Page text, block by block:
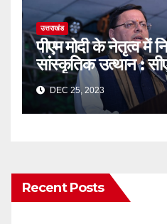
उत्तराखंड
पीएम मोदी के नेतृत्व में
सांस्कृतिक उत्थान :
DEC 25, 2023
Recent Posts